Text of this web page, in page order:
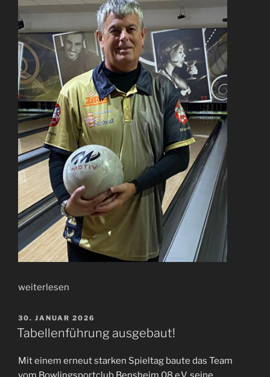
weiterlesen
30. JANUAR 2026
Tabellenführung ausgebaut!
Mit einem erneut starken Spieltag baute das Team